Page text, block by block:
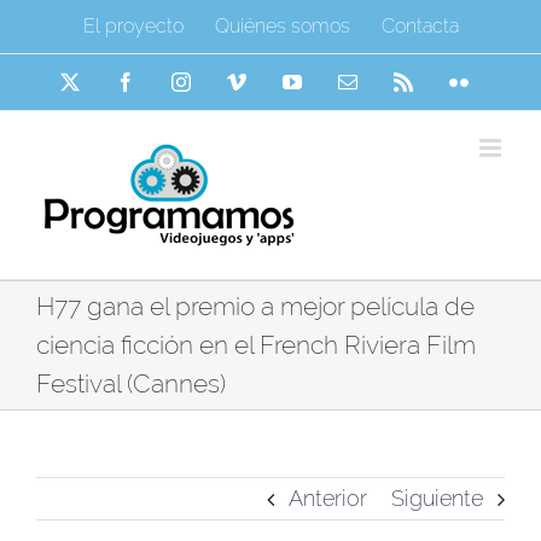
al
contenido
El proyecto Quiénes somos Contacta
FacebookInstagramVimeo YouTubeCorreo
Flickr
H77 gana el premio a mejor película de
ciencia ficción en el French Riviera Film
Festival (Cannes)
Anterior Siguiente